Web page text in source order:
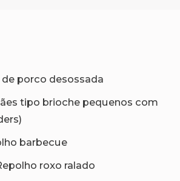
de porco desossada
tipo brioche pequenos com
barbecue
roxo ralado